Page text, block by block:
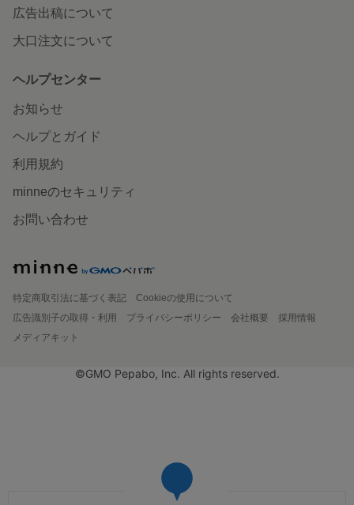
広告出稿について
大口注文について
ヘルプセンター
お知らせ
ヘルプとガイド
利用規約
minneのセキュリティ
お問い合わせ
特定商取引法に基づく表記
Cookieの使用について
広告識別子の取得・利用
プライバシーポリシー 会社概要
採用情報
メディアキット
©GMO Pepabo, Inc. All rights reserved.